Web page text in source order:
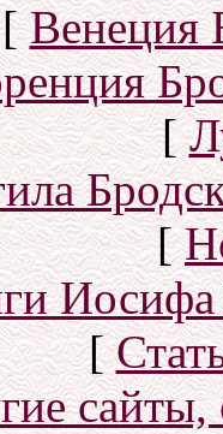
[Венеция
[
[
Иосифа
[